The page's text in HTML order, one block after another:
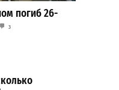
погиб 26-
3